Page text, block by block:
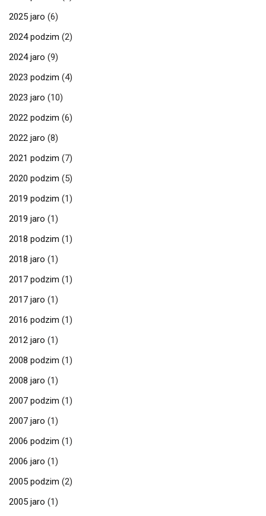
2025 jaro (6)
2024 podzim (2)
2024 jaro (9)
2023 podzim (4)
2023 jaro (10)
2022 podzim (6)
2022 jaro (8)
2021 podzim (7)
2020 podzim (5)
2019 podzim (1)
2019 jaro (1)
2018 podzim (1)
2018 jaro (1)
2017 podzim (1)
2017 jaro (1)
2016 podzim (1)
2012 jaro (1)
2008 podzim (1)
2008 jaro (1)
2007 podzim (1)
2007 jaro (1)
2006 podzim (1)
2006 jaro (1)
2005 podzim (2)
2005 jaro (1)